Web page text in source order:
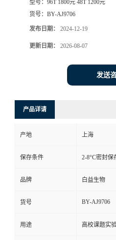
型号： 96T 1800元 48T 1200元
货号： BY-AJ9706
发布日期： 2024-12-19
更新日期： 2026-08-07
发送
产品详请
产地 上海
保存条件 2-8°C密封保
品牌 白益生物
货号 BY-AJ9706
用途 高校课题实